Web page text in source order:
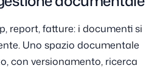
report, fatture: i documenti si
Uno spazio documentale
con versionamento, ricerca